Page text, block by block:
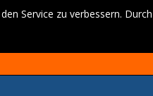
Service zu verbessern.